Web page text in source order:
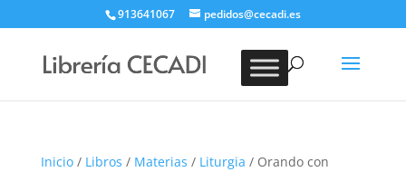
913641067 pedidos@cecadi.es
BUSCAR
Inicio/ Libros / Materias / Liturgia / Orando con